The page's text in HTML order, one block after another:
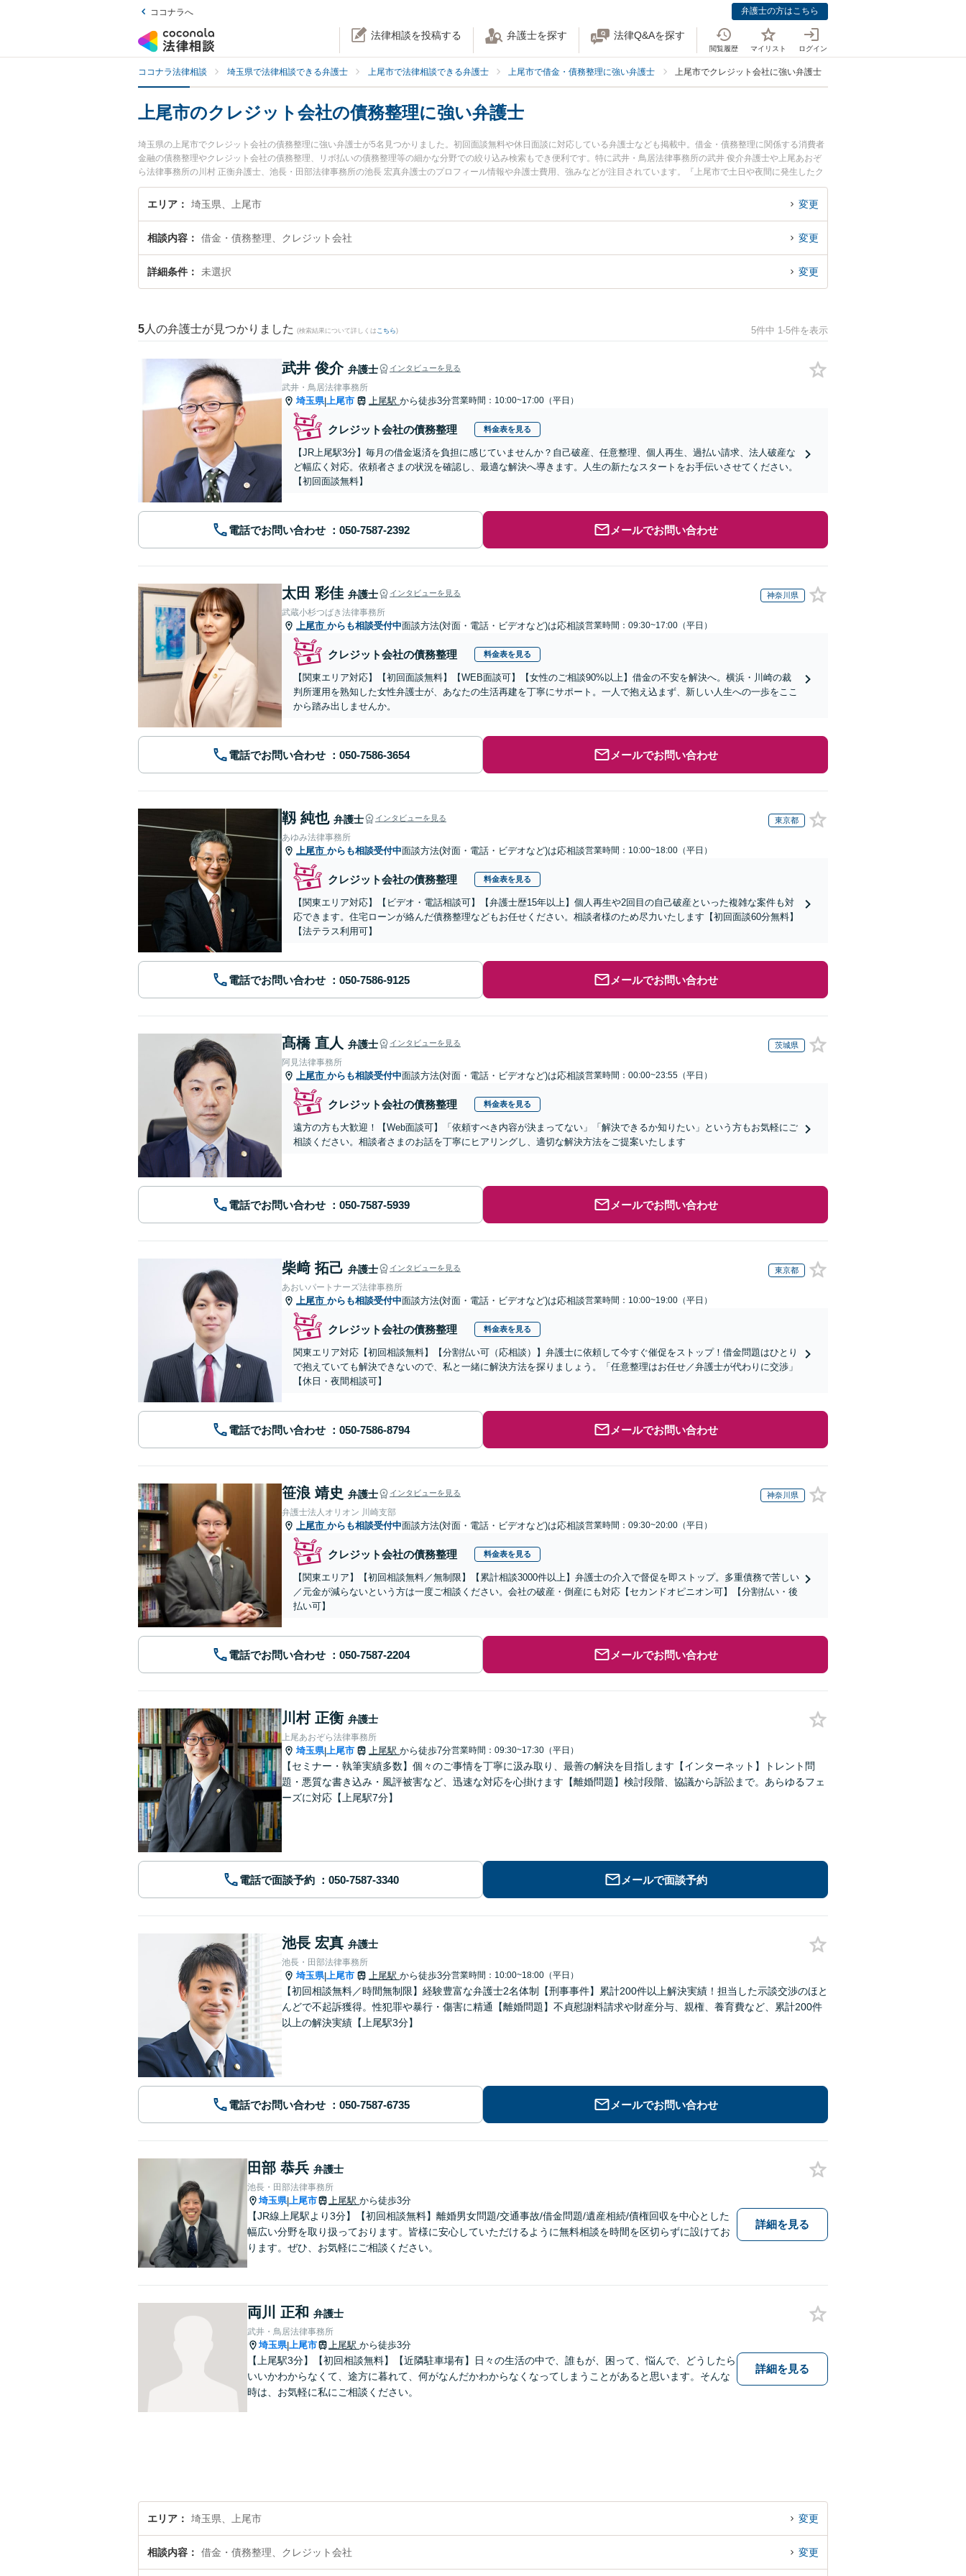
ココナラへ 弁護士の方はこちら
法律相談を投稿する 弁護士を探す 法律Q&Aを探す
閲覧履歴 マイリスト ログイン
ココナラ法律相談 埼玉県で法律相談できる弁護士 上尾市で法律相談できる弁護士 上尾市で借金・債務整理に強い弁護士 上尾市でクレジット会社に強い弁護士
上尾市のクレジット会社の債務整理に強い弁護士
埼玉県の上尾市でクレジット会社の債務整理に強い弁護士が5名見つかりました。初回面談無料や休日面談に対応している弁護士なども掲載中。借金・債務整理に関係する消費者
金融の債務整理やクレジット会社の債務整理、リボ払いの債務整理等の細かな分野での絞り込み検索もでき便利です。特に武井・鳥居法律事務所の武井 俊介弁護士や上尾あおぞ
ら法律事務所の川村 正衡弁護士、池長・田部法律事務所の池長 宏真弁護士のプロフィール情報や弁護士費用、強みなどが注目されています。『上尾市で土日や夜間に発生したク
レジット会社の債務整理のトラブルを今すぐに弁護士に相談したい』『クレジット会社の債務整理のトラブル解決の実績豊富な近くの弁護士を検索したい』『初回相談無料でクレ
ジット会社の債務整理を法律相談できる上尾市内の弁護士に相談予約したい』などでお困りの相談者さんにおすすめです。
エリア 埼玉県、上尾市 変更
相談内容 借金・債務整理、クレジット会社 変更
詳細条件 未選択 変更
5 人の弁護士が見つかりました (検索結果について詳しくは こちら) 5件中 1-5件を表示
武井 俊介 弁護士 インタビューを見る
武井・鳥居法律事務所
埼玉県|上尾市 上尾駅 から徒歩3分営業時間：10:00~17:00（平日）
クレジット会社の債務整理 料金表を見る
【JR上尾駅3分】毎月の借金返済を負担に感じていませんか？自己破産、任意整理、個人再生、過払い請求、法人破産な
ど幅広く対応。依頼者さまの状況を確認し、最適な解決へ導きます。人生の新たなスタートをお手伝いさせてください。
【初回面談無料】
電話でお問い合わせ メールでお問い合わせ
太田 彩佳 弁護士 インタビューを見る 神奈川県
武蔵小杉つばき法律事務所
上尾市 からも相談受付中面談方法(対面・電話・ビデオなど)は応相談営業時間：09:30~17:00（平日）
クレジット会社の債務整理 料金表を見る
【関東エリア対応】【初回面談無料】【WEB面談可】【女性のご相談90%以上】借金の不安を解決へ。横浜・川崎の裁
判所運用を熟知した女性弁護士が、あなたの生活再建を丁寧にサポート。一人で抱え込まず、新しい人生への一歩をここ
から踏み出しませんか。
電話でお問い合わせ メールでお問い合わせ
靱 純也 弁護士 インタビューを見る 東京都
あゆみ法律事務所
上尾市 からも相談受付中面談方法(対面・電話・ビデオなど)は応相談営業時間：10:00~18:00（平日）
クレジット会社の債務整理 料金表を見る
【関東エリア対応】【ビデオ・電話相談可】【弁護士歴15年以上】個人再生や2回目の自己破産といった複雑な案件も対
応できます。住宅ローンが絡んだ債務整理などもお任せください。相談者様のため尽力いたします【初回面談60分無料】
【法テラス利用可】
電話でお問い合わせ メールでお問い合わせ
髙橋 直人 弁護士 インタビューを見る 茨城県
阿見法律事務所
上尾市 からも相談受付中面談方法(対面・電話・ビデオなど)は応相談営業時間：00:00~23:55（平日）
クレジット会社の債務整理 料金表を見る
遠方の方も大歓迎！【Web面談可】「依頼すべき内容が決まってない」「解決できるか知りたい」という方もお気軽にご
相談ください。相談者さまのお話を丁寧にヒアリングし、適切な解決方法をご提案いたします
電話でお問い合わせ メールでお問い合わせ
柴﨑 拓己 弁護士 インタビューを見る 東京都
あおいパートナーズ法律事務所
上尾市 からも相談受付中面談方法(対面・電話・ビデオなど)は応相談営業時間：10:00~19:00（平日）
クレジット会社の債務整理 料金表を見る
関東エリア対応【初回相談無料】【分割払い可（応相談）】弁護士に依頼して今すぐ催促をストップ！借金問題はひとり
で抱えていても解決できないので、私と一緒に解決方法を探りましょう。「任意整理はお任せ／弁護士が代わりに交渉」
【休日・夜間相談可】
電話でお問い合わせ メールでお問い合わせ
笹浪 靖史 弁護士 インタビューを見る 神奈川県
弁護士法人オリオン 川崎支部
上尾市 からも相談受付中面談方法(対面・電話・ビデオなど)は応相談営業時間：09:30~20:00（平日）
クレジット会社の債務整理 料金表を見る
【関東エリア】【初回相談無料／無制限】【累計相談3000件以上】弁護士の介入で督促を即ストップ。多重債務で苦しい
／元金が減らないという方は一度ご相談ください。会社の破産・倒産にも対応【セカンドオピニオン可】【分割払い・後
払い可】
電話でお問い合わせ メールでお問い合わせ
川村 正衡 弁護士
上尾あおぞら法律事務所
埼玉県|上尾市 上尾駅 から徒歩7分営業時間：09:30~17:30（平日）
【セミナー・執筆実績多数】個々のご事情を丁寧に汲み取り、最善の解決を目指します【インターネット】トレント問
題・悪質な書き込み・風評被害など、迅速な対応を心掛けます【離婚問題】検討段階、協議から訴訟まで。あらゆるフェ
ーズに対応【上尾駅7分】
電話で面談予約 メールで面談予約
池長 宏真 弁護士
池長・田部法律事務所
埼玉県|上尾市 上尾駅 から徒歩3分営業時間：10:00~18:00（平日）
【初回相談無料／時間無制限】経験豊富な弁護士2名体制【刑事事件】累計200件以上解決実績！担当した示談交渉のほと
んどで不起訴獲得。性犯罪や暴行・傷害に精通【離婚問題】不貞慰謝料請求や財産分与、親権、養育費など、累計200件
以上の解決実績【上尾駅3分】
電話でお問い合わせ メールでお問い合わせ
田部 恭兵 弁護士
池長・田部法律事務所
埼玉県|上尾市 上尾駅 から徒歩3分
【JR線上尾駅より3分】【初回相談無料】離婚男女問題/交通事故/借金問題/遺産相続/債権回収を中心とした
幅広い分野を取り扱っております。皆様に安心していただけるように無料相談を時間を区切らずに設けてお
ります。ぜひ、お気軽にご相談ください。
詳細を見る
両川 正和 弁護士
武井・鳥居法律事務所
埼玉県|上尾市 上尾駅 から徒歩3分
【上尾駅3分】【初回相談無料】【近隣駐車場有】日々の生活の中で、誰もが、困って、悩んで、どうしたら
いいかわからなくて、途方に暮れて、何がなんだかわからなくなってしまうことがあると思います。そんな
時は、お気軽に私にご相談ください。
詳細を見る
エリア 埼玉県、上尾市 変更
相談内容 借金・債務整理、クレジット会社 変更